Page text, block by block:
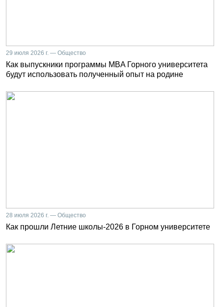
29 июля 2026 г. — Общество
Как выпускники программы MBA Горного университета
будут использовать полученный опыт на родине
28 июля 2026 г. — Общество
Как прошли Летние школы-2026 в Горном университете